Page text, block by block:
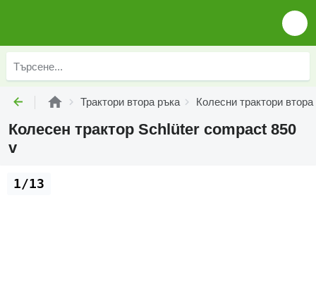
Трактори втора ръка Колесни трактори втора
Колесен трактор Schlüter compact 850
v
1/13